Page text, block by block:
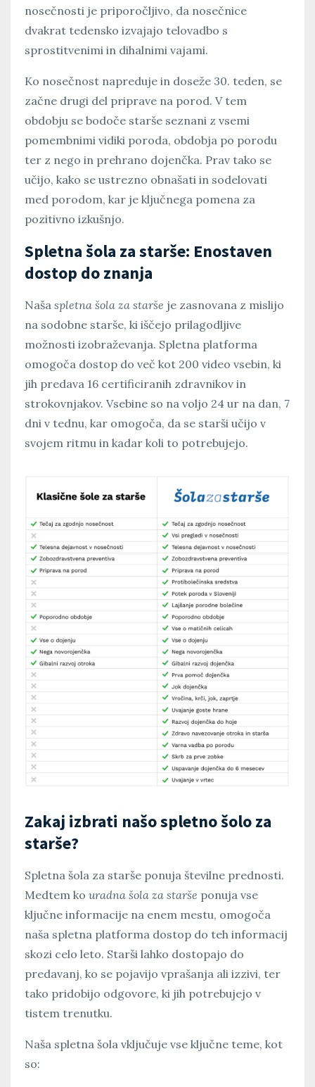
nosečnosti je priporočljivo, da nosečnice
dvakrat tedensko izvajajo telovadbo s
sprostitvenimi in dihalnimi vajami.
Ko nosečnost napreduje in doseže 30. teden, se
začne drugi del priprave na porod. V tem
obdobju se bodoče starše seznani z vsemi
pomembnimi vidiki poroda, obdobja po porodu
ter z nego in prehrano dojenčka. Prav tako se
učijo, kako se ustrezno obnašati in sodelovati
med porodom, kar je ključnega pomena za
pozitivno izkušnjo.
Spletna šola za starše: Enostaven
dostop do znanja
Naša spletna šola za starše je zasnovana z mislijo
na sodobne starše, ki iščejo prilagodljive
možnosti izobraževanja. Spletna platforma
omogoča dostop do več kot 200 video vsebin, ki
jih predava 16 certificiranih zdravnikov in
strokovnjakov. Vsebine so na voljo 24 ur na dan, 7
dni v tednu, kar omogoča, da se starši učijo v
svojem ritmu in kadar koli to potrebujejo.
Zakaj izbrati našo spletno šolo za
starše?
Spletna šola za starše ponuja številne prednosti.
Medtem ko uradna šola za starše ponuja vse
ključne informacije na enem mestu, omogoča
naša spletna platforma dostop do teh informacij
skozi celo leto. Starši lahko dostopajo do
predavanj, ko se pojavijo vprašanja ali izzivi, ter
tako pridobijo odgovore, ki jih potrebujejo v
tistem trenutku.
Naša spletna šola vključuje vse ključne teme, kot
so: